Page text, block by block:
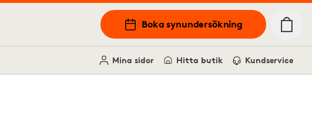
Boka synundersökning
Mina sidor Hitta butik Kundservice